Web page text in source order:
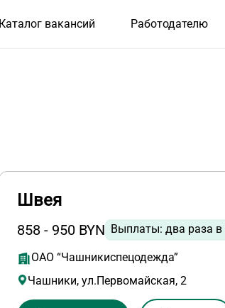
Каталог вакансий Работодателю
Швея
858 - 950 BYN Выплаты: два раза в
ОАО “Чашникиспецодежда”
Чашники, ул.Первомайская, 2